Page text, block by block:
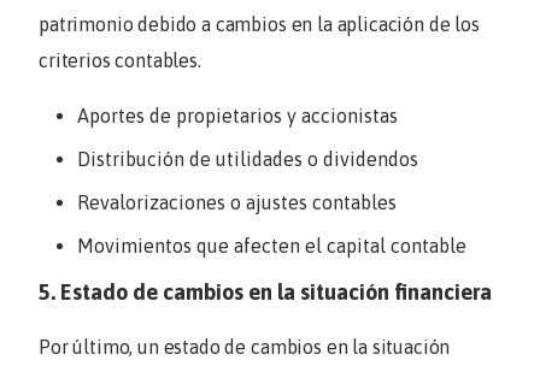
patrimonio debido a cambios en la aplicación de los
criterios contables.
Aportes de propietarios y accionistas
Distribución de utilidades o dividendos
Revalorizaciones o ajustes contables
Movimientos que afecten el capital contable
5. Estado de cambios en la situación financiera
Por último, un estado de cambios en la situación